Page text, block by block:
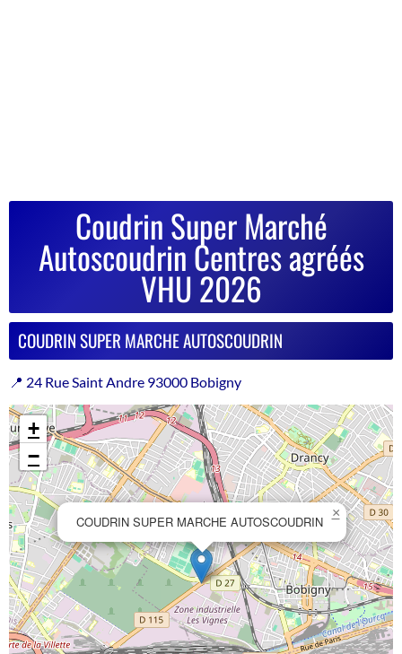
Coudrin Super Marché
Autoscoudrin Centres agréés
VHU 2026
COUDRIN SUPER MARCHE AUTOSCOUDRIN
📍 24 Rue Saint Andre 93000 Bobigny
COUDRIN SUPER MARCHE AUTOSCOUDRIN
×
+
−